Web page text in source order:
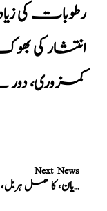
رطوبات کی
انتشار کی
کمزوری،
Next News
نسخہ الشفاء : جریان، کا مکمل ہربل، دیسی علاج